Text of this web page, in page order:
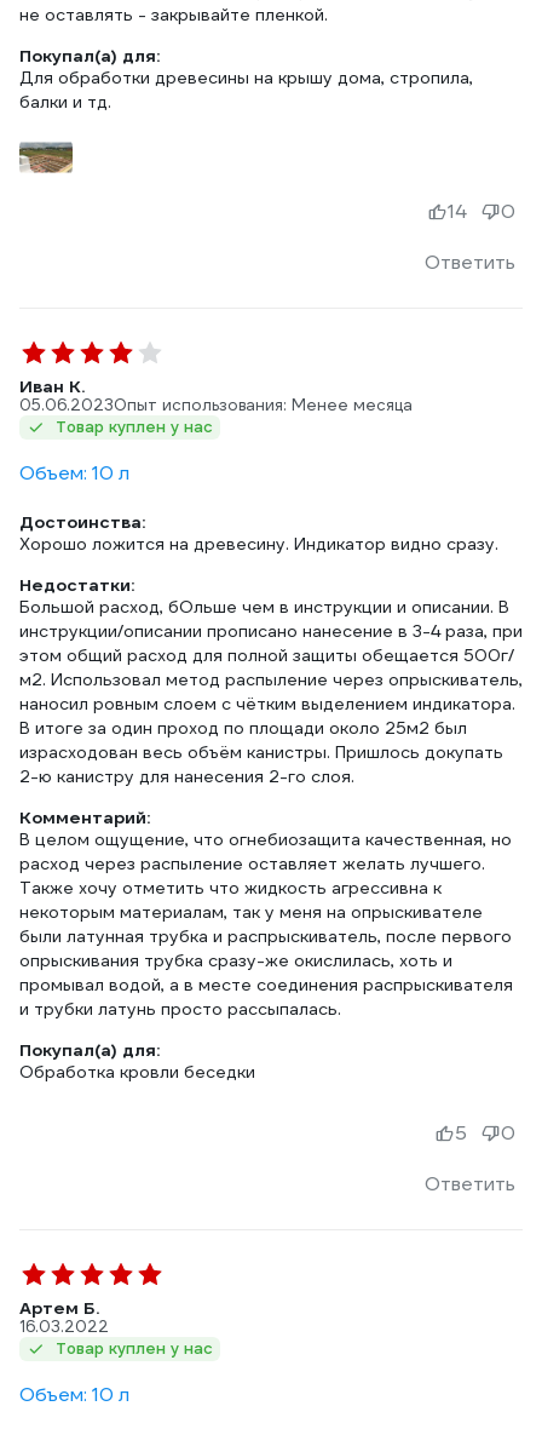
не оставлять - закрывайте пленкой.
Покупал(а) для:
Для обработки древесины на крышу дома, стропила,
балки и тд.
Ответить
14 0
Иван К.
05.06.2023Опыт использования: Менее месяца
Товар куплен у нас
Объем: 10 л
Достоинства:
Хорошо ложится на древесину. Индикатор видно сразу.
Недостатки:
Большой расход, бОльше чем в инструкции и описании. В
инструкции/описании прописано нанесение в 3-4 раза, при
этом общий расход для полной защиты обещается 500г/
м2. Использовал метод распыление через опрыскиватель,
наносил ровным слоем с чётким выделением индикатора.
В итоге за один проход по площади около 25м2 был
израсходован весь объём канистры. Пришлось докупать
2-ю канистру для нанесения 2-го слоя.
Комментарий:
В целом ощущение, что огнебиозащита качественная, но
расход через распыление оставляет желать лучшего.
Также хочу отметить что жидкость агрессивна к
некоторым материалам, так у меня на опрыскивателе
были латунная трубка и распрыскиватель, после первого
опрыскивания трубка сразу-же окислилась, хоть и
промывал водой, а в месте соединения распрыскивателя
и трубки латунь просто рассыпалась.
Покупал(а) для:
Обработка кровли беседки
Ответить
5 0
Артем Б.
16.03.2022
Товар куплен у нас
Объем: 10 л